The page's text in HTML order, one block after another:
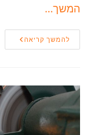
המשך…
להמשך קריאהבחירת
רמפה